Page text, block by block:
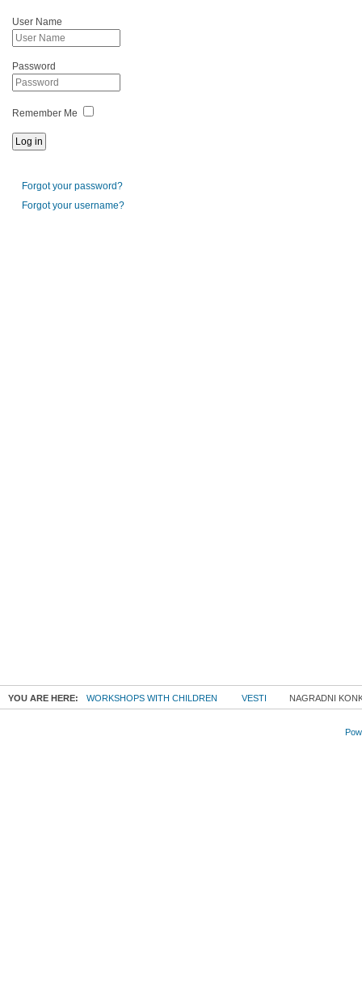
User Name
Password
Remember Me
Forgot your password?
Forgot your username?
YOU ARE HERE: WORKSHOPS WITH CHILDREN VESTI NAGRADNI